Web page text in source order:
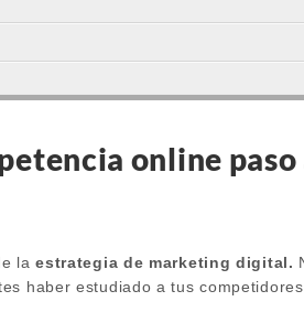
online
laestrategia de marketing digital.
haber estudiado a tus competidores